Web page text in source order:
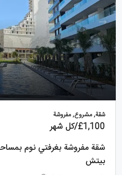
شقة, مشروع, مفروشة
£1,100/كل شهر
بيتش